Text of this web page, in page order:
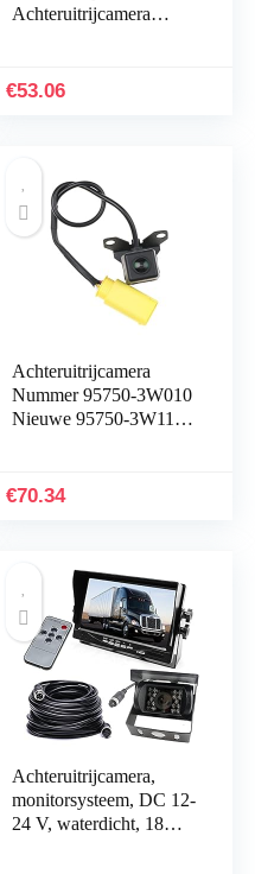
Achteruitrijcamera
Waterdichte Vervanging
€53.06
Achteruitrijcamera
Nummer 95750-3W010
Nieuwe 95750-3W110,
Sportage 2011-2014
€70.34
Achteruitrijcamera,
monitorsysteem, DC 12-
24 V, waterdicht, 18